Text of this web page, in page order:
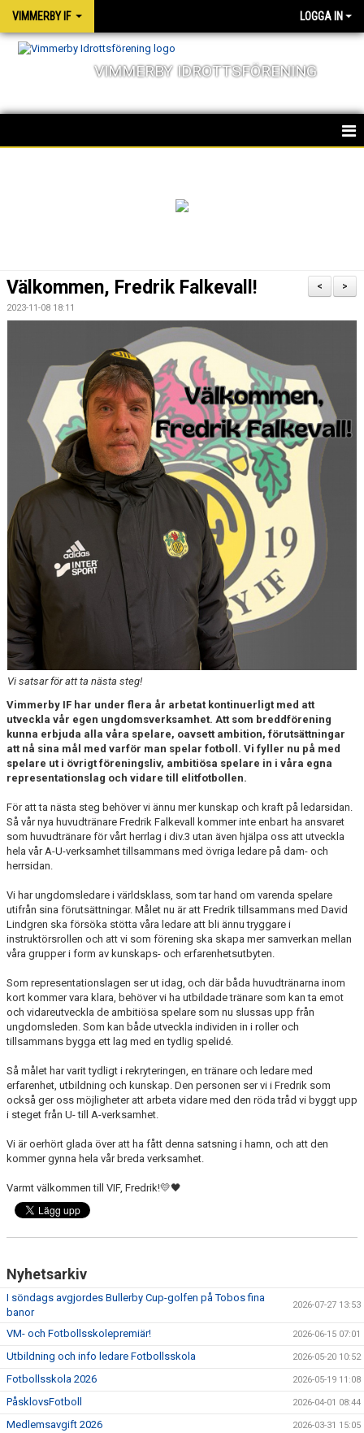
VIMMERBY IF LOGGA IN
VIMMERBY IDROTTSFÖRENING
OM FÖRENINGEN
BARN & UNGDOMSVERKSAMHET
STÖTTA VIF
KONTAKT / BOKNING
>
<
Välkommen, Fredrik Falkevall!
2023-11-08 18:11
Vi satsar för att ta nästa steg!
Vimmerby IF har under flera år arbetat kontinuerligt med att
utveckla vår egen ungdomsverksamhet. Att som breddförening
kunna erbjuda alla våra spelare, oavsett ambition, förutsättningar
att nå sina mål med varför man spelar fotboll. Vi fyller nu på med
spelare ut i övrigt föreningsliv, ambitiösa spelare in i våra egna
representationslag och vidare till elitfotbollen.
För att ta nästa steg behöver vi ännu mer kunskap och kraft på ledarsidan.
Så vår nya huvudtränare Fredrik Falkevall kommer inte enbart ha ansvaret
som huvudtränare för vårt herrlag i div.3 utan även hjälpa oss att utveckla
hela vår A-U-verksamhet tillsammans med övriga ledare på dam- och
herrsidan.
Vi har ungdomsledare i världsklass, som tar hand om varenda spelare
utifrån sina förutsättningar. Målet nu är att Fredrik tillsammans med David
Lindgren ska försöka stötta våra ledare att bli ännu tryggare i
instruktörsrollen och att vi som förening ska skapa mer samverkan mellan
våra grupper i form av kunskaps- och erfarenhetsutbyten.
Som representationslagen ser ut idag, och där båda huvudtränarna inom
kort kommer vara klara, behöver vi ha utbildade tränare som kan ta emot
och vidareutveckla de ambitiösa spelare som nu slussas upp från
ungdomsleden. Som kan både utveckla individen in i roller och
tillsammans bygga ett lag med en tydlig spelidé.
Så målet har varit tydligt i rekryteringen, en tränare och ledare med
erfarenhet, utbildning och kunskap. Den personen ser vi i Fredrik som
också ger oss möjligheter att arbeta vidare med den röda tråd vi byggt upp
i steget från U- till A-verksamhet.
Vi är oerhört glada över att ha fått denna satsning i hamn, och att den
kommer gynna hela vår breda verksamhet.
Varmt välkommen till VIF, Fredrik!💛🖤
Nyhetsarkiv
I söndags avgjordes Bullerby Cup-golfen på Tobos fina
banor
2026-07-27 13:53
VM- och Fotbollsskolepremiär! 2026-06-15 07:01
Utbildning och info ledare Fotbollsskola 2026-05-20 10:52
Fotbollsskola 2026 2026-05-19 11:08
PåsklovsFotboll 2026-04-01 08:44
Medlemsavgift 2026 2026-03-31 15:05